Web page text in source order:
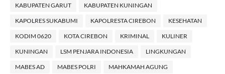
KABUPATEN GARUT KABUPATEN KUNINGAN
KAPOLRES SUKABUMI KAPOLRESTA CIREBON KESEHATAN
KODIM 0620 KOTA CIREBON KRIMINAL KULINER
KUNINGAN LSM PENJARA INDONESIA LINGKUNGAN
MABES AD MABES POLRI MAHKAMAH AGUNG